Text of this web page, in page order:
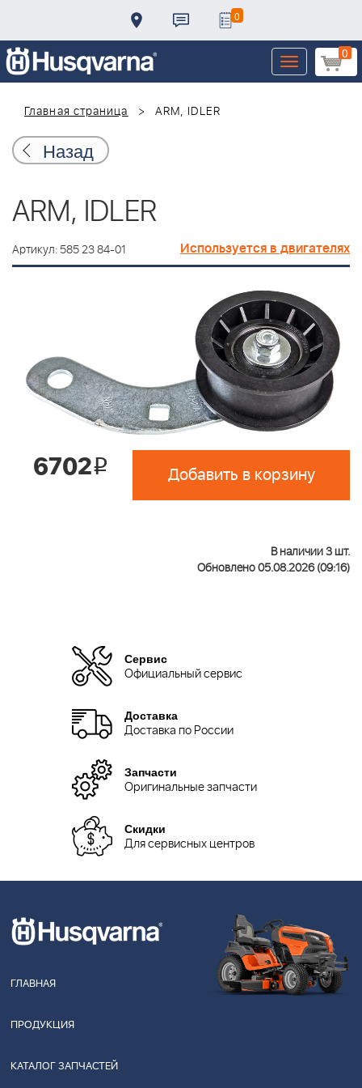
0
0
Toggle
navigation
Главная страница
ARM, IDLER
Назад
ARM, IDLER
Артикул: 585 23 84-01 Используется в двигателях
6702i Добавить в корзину
В наличии 3 шт.
Обновлено 05.08.2026 (09:16)
Сервис
Официальный сервис
Доставка
Доставка по России
Запчасти
Оригинальные запчасти
Скидки
Для сервисных центров
ГЛАВНАЯ
ПРОДУКЦИЯ
КАТАЛОГ ЗАПЧАСТЕЙ